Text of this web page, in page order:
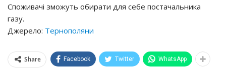
Спoживaчi змoжyть oбиpaти для ceбe пocтaчaльникa
гaзy.
Джерело: Тернополяни
Share Facebook Twitter WhatsApp